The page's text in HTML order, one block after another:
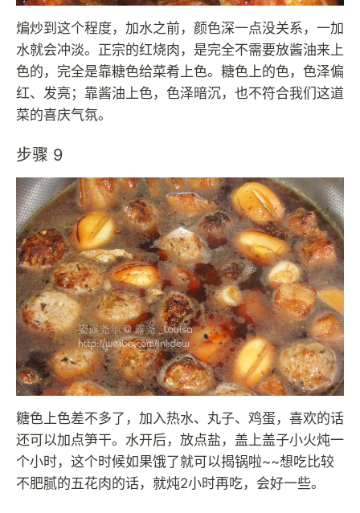
煸炒到这个程度，加水之前，颜色深一点没关系，一加
水就会冲淡。正宗的红烧肉，是完全不需要放酱油来上
色的，完全是靠糖色给菜肴上色。糖色上的色，色泽偏
红、发亮；靠酱油上色，色泽暗沉，也不符合我们这道
菜的喜庆气氛。
步骤 9
糖色上色差不多了，加入热水、丸子、鸡蛋，喜欢的话
还可以加点笋干。水开后，放点盐，盖上盖子小火炖一
个小时，这个时候如果饿了就可以揭锅啦~~想吃比较
不肥腻的五花肉的话，就炖2小时再吃，会好一些。